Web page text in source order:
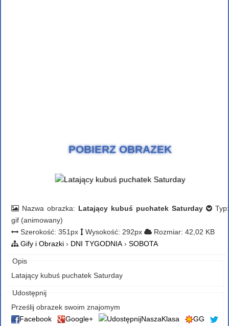
POBIERZ OBRAZEK
Nazwa obrazka: Latający kubuś puchatek Saturday
Typ:
gif (animowany)
Szerokość: 351px Wysokość: 292px
Rozmiar: 42,02 KB
Gify i Obrazki› DNI TYGODNIA › SOBOTA
Opis
Latający kubuś puchatek Saturday
Udostępnij
Prześlij obrazek swoim znajomym
Facebook
Google+ NaszaKlasa
GG